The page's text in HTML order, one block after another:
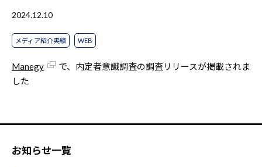
2024.12.10
メディア紹介実績 WEB
Manegy
で、内定者意識調査の調査リリースが掲載されま
した
お知らせ一覧